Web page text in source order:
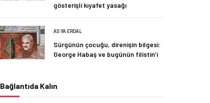
gösterişli kıyafet yasağı
ASYA ERDAL
Sürgünün çocuğu, direnişin bilgesi:
George Habaş ve bugünün filistin’i
Bağlantıda Kalın